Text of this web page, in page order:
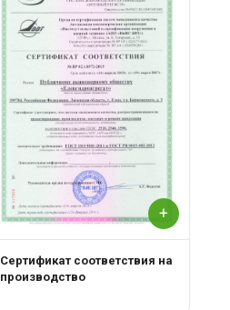
+
Сертификат соответствия на
производство